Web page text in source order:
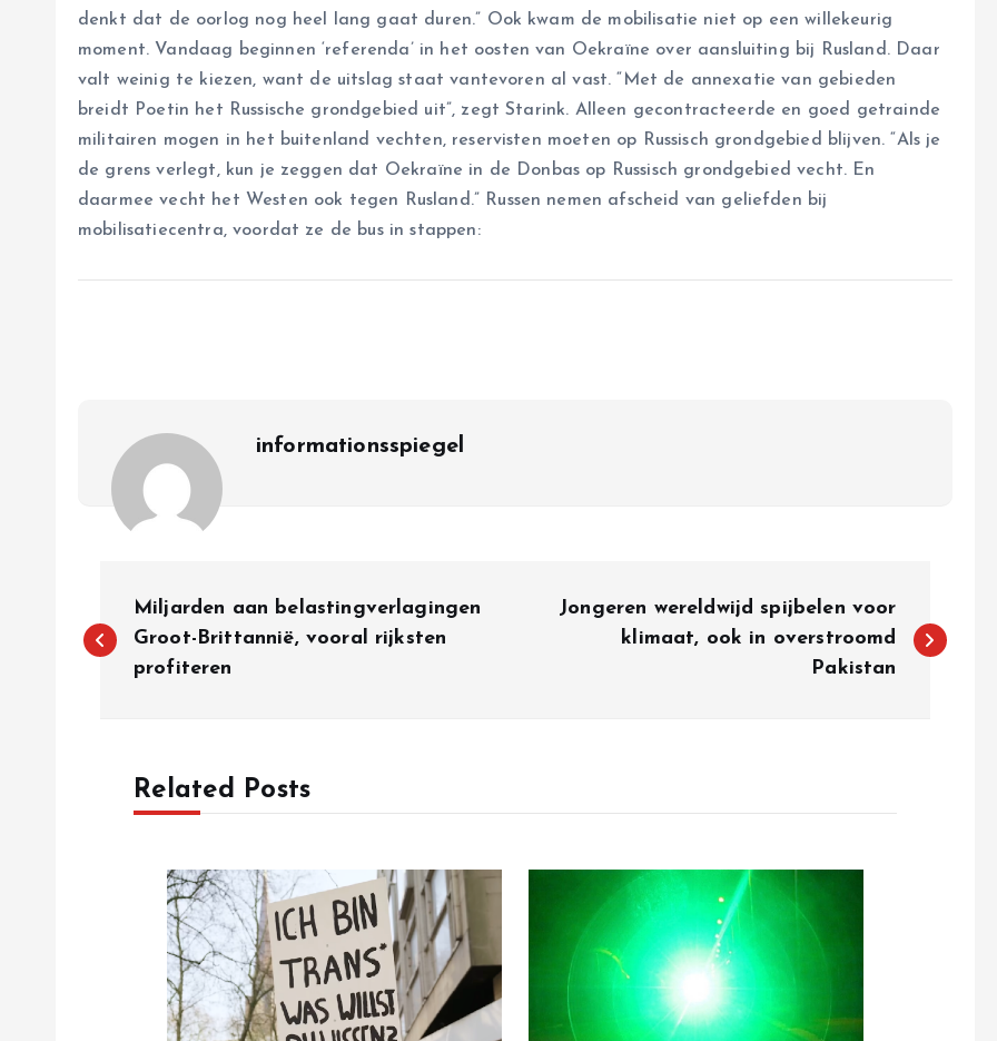
denkt dat de oorlog nog heel lang gaat duren.” Ook kwam de mobilisatie niet op een willekeurig
moment. Vandaag beginnen ‘referenda’ in het oosten van Oekraïne over aansluiting bij Rusland. Daar
valt weinig te kiezen, want de uitslag staat vantevoren al vast. “Met de annexatie van gebieden
breidt Poetin het Russische grondgebied uit”, zegt Starink. Alleen gecontracteerde en goed getrainde
militairen mogen in het buitenland vechten, reservisten moeten op Russisch grondgebied blijven. “Als je
de grens verlegt, kun je zeggen dat Oekraïne in de Donbas op Russisch grondgebied vecht. En
daarmee vecht het Westen ook tegen Rusland.” Russen nemen afscheid van geliefden bij
mobilisatiecentra, voordat ze de bus in stappen:
informationsspiegel
o
Miljarden aan belastingverlagingen
Groot-Brittannië, vooral rijksten
profiteren
Jongeren wereldwijd spijbelen voor
klimaat, ook in overstroomd
Pakistan
Related Posts